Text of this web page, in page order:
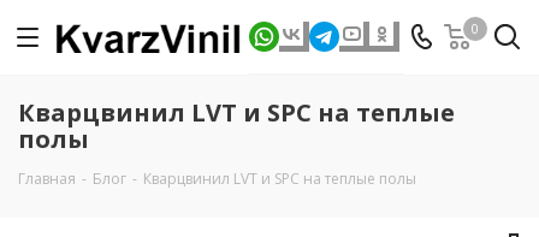
0
Кварцвинил LVT и SPC на теплые
полы
Главная - Блог - Кварцвинил LVT и SPC на теплые полы